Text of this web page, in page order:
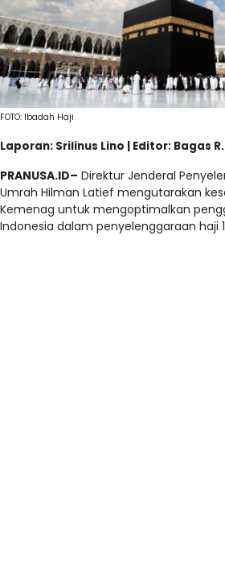
FOTO: Ibadah Haji
Laporan: Srilinus Lino | Editor: Bagas R.
PRANUSA.ID– Direktur Jenderal
Umrah Hilman Latief mengutarakan
Kemenag untuk mengoptimalkan
Indonesia dalam penyelenggaraan haji